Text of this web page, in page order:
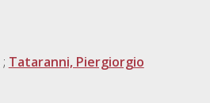
; Tataranni, Piergiorgio